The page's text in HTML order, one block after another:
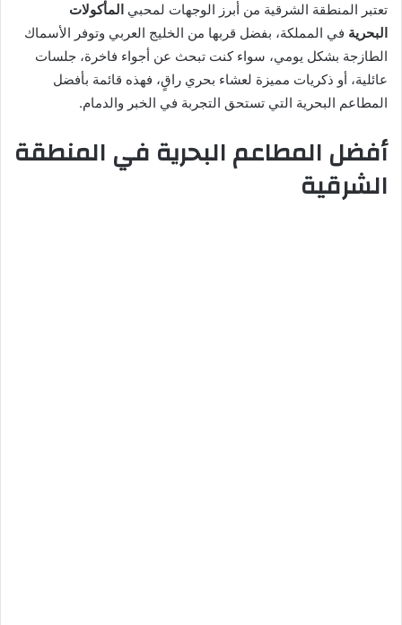
تعتبر المنطقة الشرقية من أبرز الوجهات لمحبي المأكولات
البحرية في المملكة، بفضل قربها من الخليج العربي وتوفر الأسماك
الطازجة بشكل يومي، سواء كنت تبحث عن أجواء فاخرة، جلسات
عائلية، أو ذكريات مميزة لعشاء بحري راقٍ، فهذه قائمة بأفضل
المطاعم البحرية التي تستحق التجربة في الخبر والدمام.
أفضل المطاعم البحرية في المنطقة
الشرقية